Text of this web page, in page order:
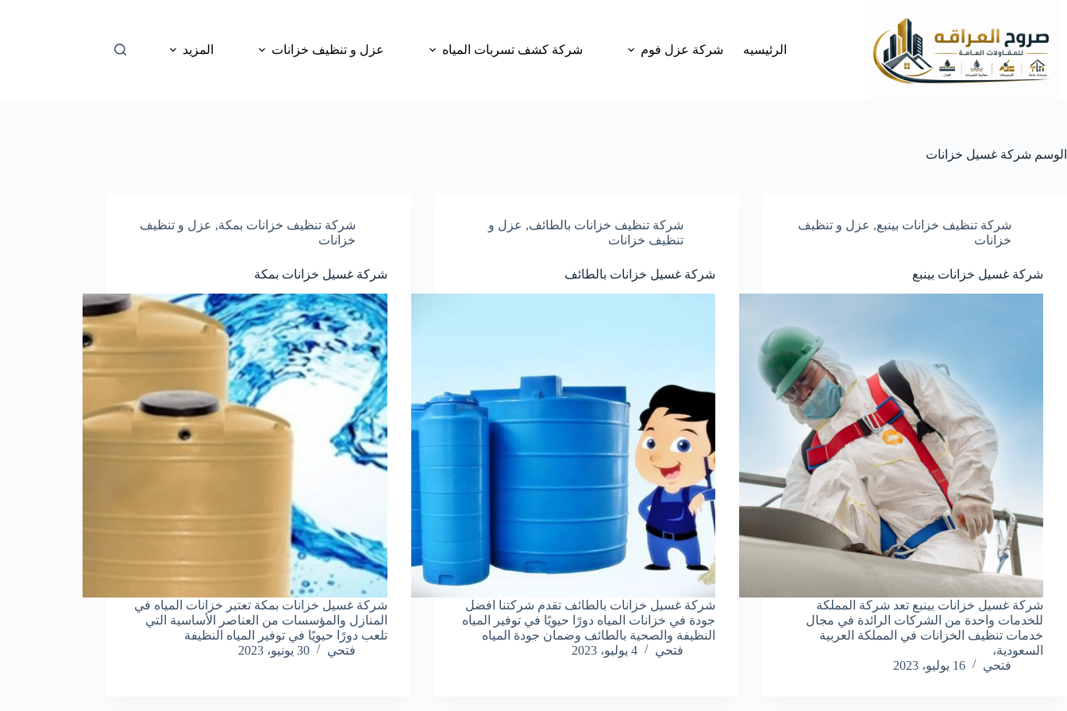
المحتوى
الرئيسيه
شركة عزل فوم شركة كشف تسربات المياه عزل و تنظيف خزانات المزيد
الوسم شركة غسيل خزانات
شركة تنظيف خزانات بينبع, عزل و تنظيف
خزانات
شركة غسيل خزانات بينبع
شركة غسيل خزانات بينبع تعد شركة المملكة
للخدمات واحدة من الشركات الرائدة في مجال
خدمات تنظيف الخزانات في المملكة العربية
السعودية،
فتحي
16 يوليو، 2023
شركة تنظيف خزانات بالطائف, عزل و
تنظيف خزانات
شركة غسيل خزانات بالطائف
شركة غسيل خزانات بالطائف تقدم شركتنا افضل
جودة في خزانات المياه دورًا حيويًا في توفير المياه
النظيفة والصحية بالطائف وضمان جودة المياه
فتحي
4 يوليو، 2023
شركة تنظيف خزانات بمكة, عزل و تنظيف
خزانات
شركة غسيل خزانات بمكة
شركة غسيل خزانات بمكة تعتبر خزانات المياه في
المنازل والمؤسسات من العناصر الأساسية التي
تلعب دورًا حيويًا في توفير المياه النظيفة
فتحي
30 يونيو، 2023